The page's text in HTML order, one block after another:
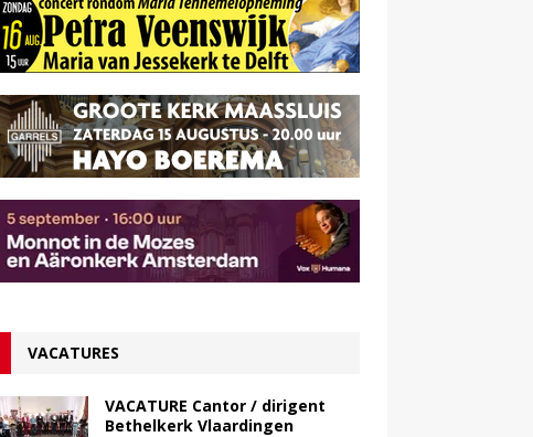
VACATURES
VACATURE Cantor / dirigent
Bethelkerk Vlaardingen